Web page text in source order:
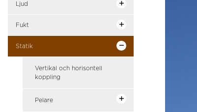
Ljud
Fukt
Statik
Vertikal och horisontell
koppling
Pelare